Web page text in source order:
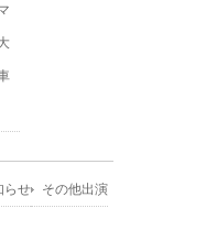
らせ その他出演